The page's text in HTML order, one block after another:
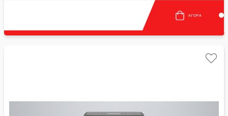
ΑΓΟΡΆ